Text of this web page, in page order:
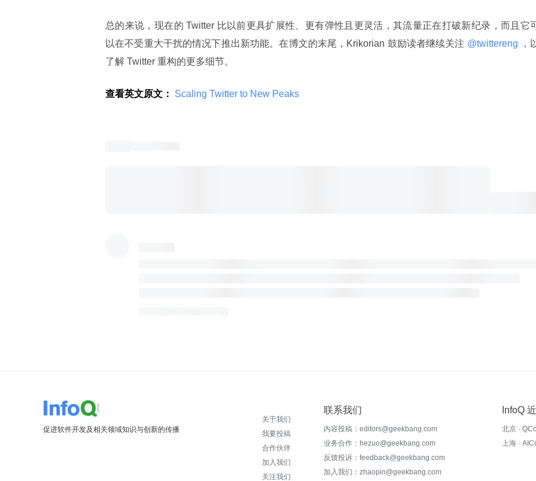
总的来说，现在的 Twitter 比以前更具扩展性、更有弹性且更灵活，其流量正在打破新纪录，而且它
以在不受重大干扰的情况下推出新功能。在博文的末尾，Krikorian 鼓励读者继续关注 @twittereng
，
了解 Twitter 重构的更多细节。
查看英文原文： Scaling Twitter to New Peaks
促进软件开发及相关领域知识与创新的传播
关于我们
我要投稿
合作伙伴
加入我们
关注我们
联系我们
内容投稿：editors@geekbang.com
业务合作：hezuo@geekbang.com
反馈投诉：feedback@geekbang.com
加入我们：zhaopin@geekbang.com
InfoQ
北京 ·
上海 ·